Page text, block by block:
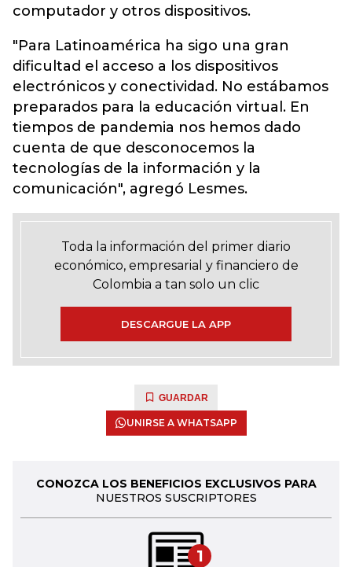
computador y otros dispositivos.
"Para Latinoamérica ha sigo una gran
dificultad el acceso a los dispositivos
electrónicos y conectividad. No estábamos
preparados para la educación virtual. En
tiempos de pandemia nos hemos dado
cuenta de que desconocemos la
tecnologías de la información y la
comunicación", agregó Lesmes.
Toda la información del primer diario
económico, empresarial y financiero de
Colombia a tan solo un clic
DESCARGUE LA APP
GUARDAR
UNIRSE A WHATSAPP
CONOZCA LOS BENEFICIOS EXCLUSIVOS PARA
NUESTROS SUSCRIPTORES
1